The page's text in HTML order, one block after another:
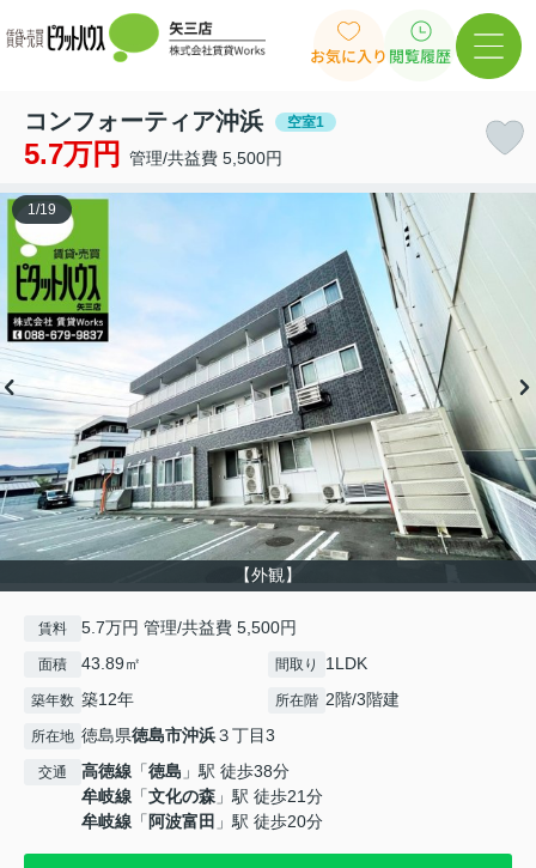
お気に入り 閲覧履歴
コンフォーティア沖浜 空室1
5.7万円 管理/共益費 5,500円
【外観】
1/19
賃料 5.7万円 管理/共益費 5,500円
面積 43.89㎡ 間取り 1LDK
築年数 築12年 所在階 2階/3階建
所在地 徳島県徳島市沖浜３丁目3
交通 高徳線 「徳島 」駅 徒歩38分
牟岐線 「文化の森 」駅 徒歩21分
牟岐線 「 阿波富田 」駅 徒歩20分